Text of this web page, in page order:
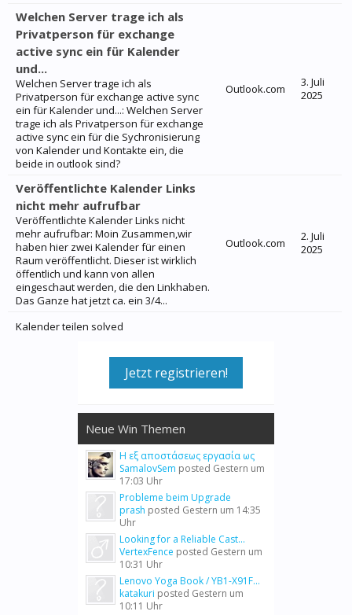
Welchen Server trage ich als
Privatperson für exchange
active sync ein für Kalender
und...
Welchen Server trage ich als
Privatperson für exchange active sync
ein für Kalender und...: Welchen Server
trage ich als Privatperson für exchange
active sync ein für die Sychronisierung
von Kalender und Kontakte ein, die
beide in outlook sind?
Outlook.com
3. Juli
2025
Veröffentlichte Kalender Links
nicht mehr aufrufbar
Veröffentlichte Kalender Links nicht
mehr aufrufbar: Moin Zusammen,wir
haben hier zwei Kalender für einen
Raum veröffentlicht. Dieser ist wirklich
öffentlich und kann von allen
eingeschaut werden, die den Linkhaben.
Das Ganze hat jetzt ca. ein 3/4...
Outlook.com
2. Juli
2025
Kalender teilen solved
Jetzt registrieren!
Neue Win Themen
Η εξ αποστάσεως εργασία ως
SamalovSem posted Gestern um
17:03 Uhr
Probleme beim Upgrade
prash posted Gestern um 14:35
Uhr
Looking for a Reliable Cast...
VertexFence posted Gestern um
10:31 Uhr
Lenovo Yoga Book / YB1-X91F...
katakuri posted Gestern um
10:11 Uhr